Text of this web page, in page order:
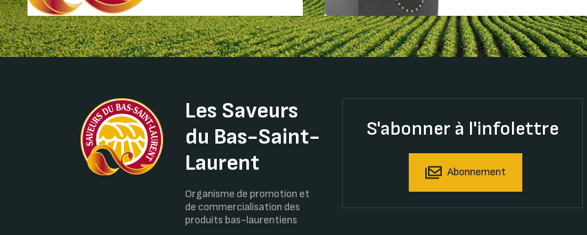
Les Saveurs
du Bas-Saint-
Laurent
Organisme de promotion et
de commercialisation des
produits bas-laurentiens
S'abonner à l'infolettre
Abonnement